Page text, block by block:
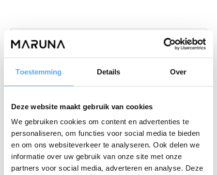
Toestemming Details Over
Deze website maakt gebruik van cookies
We gebruiken cookies om content en advertenties te
personaliseren, om functies voor social media te bieden
en om ons websiteverkeer te analyseren. Ook delen we
informatie over uw gebruik van onze site met onze
partners voor social media, adverteren en analyse. Deze
Telefoonnummer
ONTDEK HOE HET WERKT